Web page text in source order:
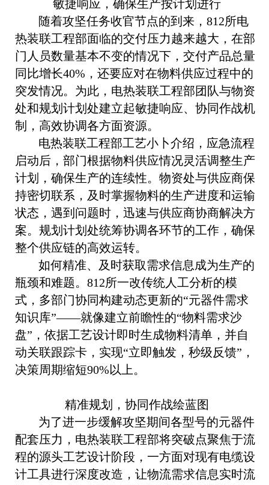
敏捷响应，确保生产按计划进行
随着攻坚任务收官节点的到来，812所电
热装联工程部面临的交付压力越来越大，在部
门人员数量基本不变的情况下，交付产品总量
同比增长40%，还要应对在物料供应过程中的
突发情况。为此，电热装联工程部团队与物资
处和规划计划处建立起敏捷响应、协同作战机
制，高效协调各方面资源。
电热装联工程部工艺小卜介绍，应急流程
启动后，部门根据物料供应情况灵活调整生产
计划，确保生产的连续性。物资处与供应商保
持密切联系，及时掌握物料的生产进度和运输
状态，遇到问题时，迅速与供应商协商解决方
案。规划计划处统筹协调各环节的工作，确保
整个供应链的高效运转。
如何精准、及时获取需求信息成为生产的
瓶颈和难题。812所一改传统人工分析的模
式，多部门协同构建动态更新的“元器件需求
知识库”——就像建立前瞻性的“物料需求沙
盘”，依据工艺设计即时生成物料清单，并自
动关联跟踪卡，实现“立即触发，秒级反馈”，
决策周期缩短90%以上。
精准规划，协同作战绘蓝图
为了进一步缓解攻坚期间各型号的元器件
配套压力，电热装联工程部将突破点聚焦于流
程的源头工艺设计阶段，一方面对现有电缆设
计工具进行深度改造，让物流需求信息实时流